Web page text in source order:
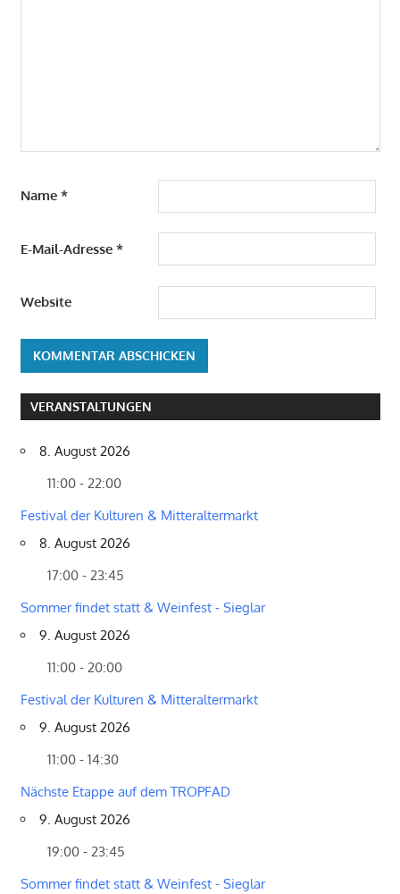
Name *
E-Mail-Adresse *
Website
VERANSTALTUNGEN
8. August 2026
11:00 - 22:00
Festival der Kulturen & Mitteraltermarkt
8. August 2026
17:00 - 23:45
Sommer findet statt & Weinfest - Sieglar
9. August 2026
11:00 - 20:00
Festival der Kulturen & Mitteraltermarkt
9. August 2026
11:00 - 14:30
Nächste Etappe auf dem TROPFAD
9. August 2026
19:00 - 23:45
Sommer findet statt & Weinfest - Sieglar